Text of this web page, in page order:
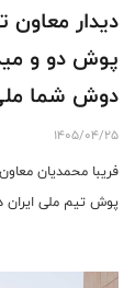
دیدار
پوش دو و
دوش شما
1405/04/25
فریبا محمدیان
پوش تیم ملی